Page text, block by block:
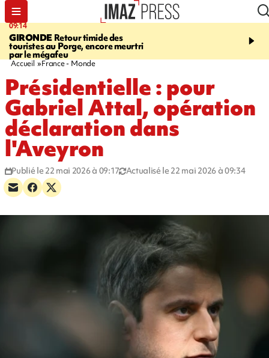
09:14
GIRONDE Retour timide des
touristes au Porge, encore meurtri
par le mégafeu
13:09
Des
font cinq morts en
Accueil France - Monde
Présidentielle : pour
Gabriel Attal, opération
déclaration dans
l'Aveyron
Publié le 22 mai 2026 à 09:17 Actualisé le 22 mai 2026 à 09:34